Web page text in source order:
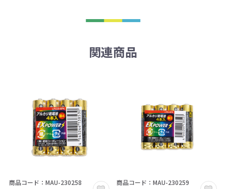
関連商品
商品コード：MAU-230258 商品コード：MAU-230259